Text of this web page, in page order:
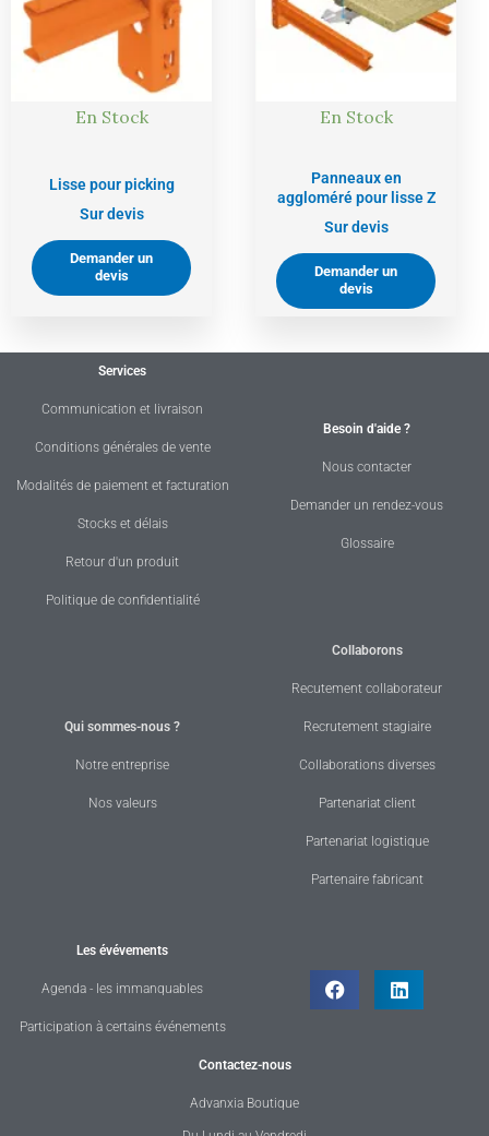
En Stock
Lisse pour picking
Sur devis
Demander un
devis
En Stock
Panneaux en
aggloméré pour lisse Z
Sur devis
Demander un
devis
Services
Communication et livraison
Conditions générales de vente
Modalités de paiement et facturation
Stocks et délais
Retour d'un produit
Politique de confidentialité
Besoin d'aide ?
Nous contacter
Demander un rendez-vous
Glossaire
Qui sommes-nous ?
Notre entreprise
Nos valeurs
Collaborons
Recutement collaborateur
Recrutement stagiaire
Collaborations diverses
Partenariat client
Partenariat logistique
Partenaire fabricant
Les évévements
Agenda - les immanquables
Participation à certains événements
Contactez-nous
Advanxia Boutique